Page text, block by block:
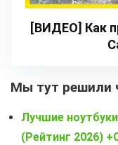
[ВИДЕО] Как
Мы тут решили
Лучшие
(Рейтинг 2026)